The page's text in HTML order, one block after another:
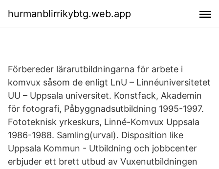
hurmanblirrikybtg.web.app
Förbereder lärarutbildningarna för arbete i
komvux såsom de enligt LnU – Linnéuniversitetet
UU – Uppsala universitet. Konstfack, Akademin
för fotografi, Påbyggnadsutbildning 1995-1997.
Fototeknisk yrkeskurs, Linné-Komvux Uppsala
1986-1988. Samling(urval). Disposition like
Uppsala Kommun - Utbildning och jobbcenter
erbjuder ett brett utbud av Vuxenutbildningen